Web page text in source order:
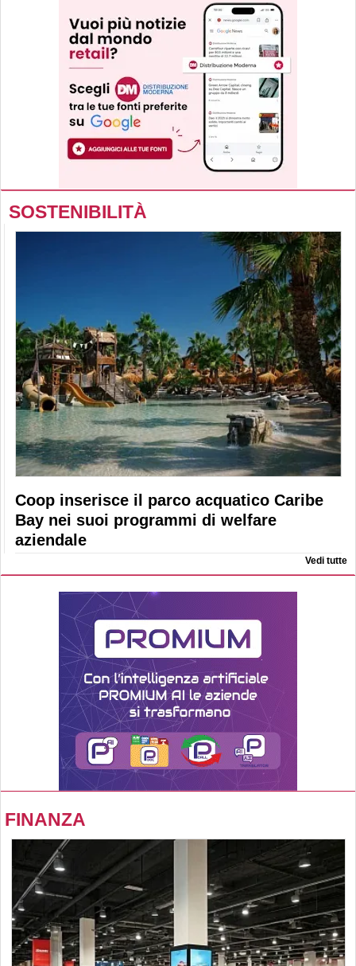
SOSTENIBILITÀ
Coop inserisce il parco acquatico Caribe
Bay nei suoi programmi di welfare
aziendale
Vedi tutte
FINANZA